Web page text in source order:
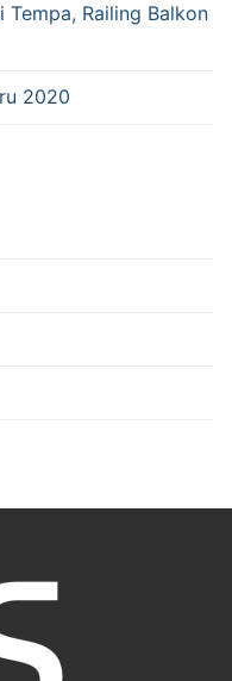
Tempa, Railing Balkon
2020